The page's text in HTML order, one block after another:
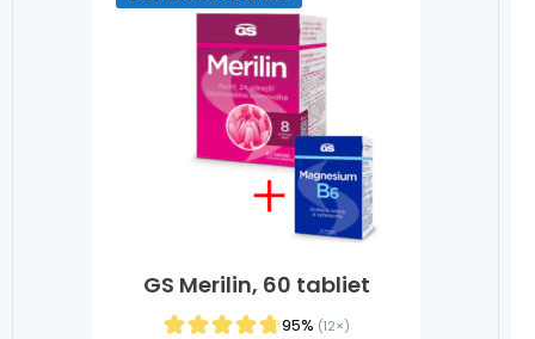
GS Merilin, 60 tabliet
95% (12×)